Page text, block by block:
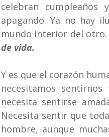
celebran
apagando. Ya no hay
mundo interior del otro.
de vida.
Y es que el corazón
necesitamos
necesita sentirse
Necesita sentir que
hombre, aunque